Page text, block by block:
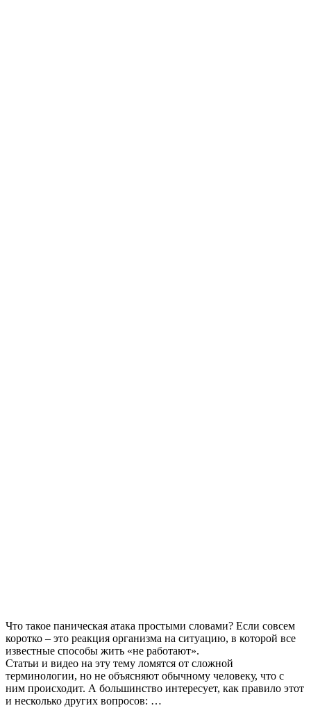
Что такое паническая атака простыми словами? Если совсем
коротко – это реакция организма на ситуацию, в которой все
известные способы жить «не работают».
Статьи и видео на эту тему ломятся от сложной
терминологии, но не объясняют обычному человеку, что с
ним происходит. А большинство интересует, как правило этот
и несколько других вопросов: …